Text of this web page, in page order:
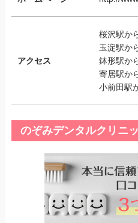
アクセス
桜沢駅か
玉淀駅か
鉢形駅か
寄居駅か
小前田駅
のぞみデンタルクリニ